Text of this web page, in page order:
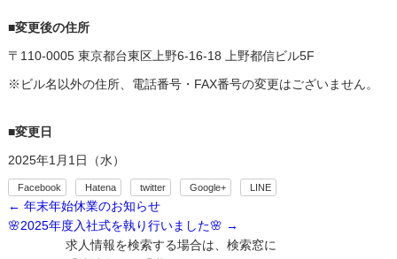
■変更後の住所
〒110-0005 東京都台東区上野6-16-18 上野都信ビル5F
※ビル名以外の住所、電話番号・FAX番号の変更はございません。
■変更日
2025年1月1日（水）
Facebook Hatena twitter Google+ LINE
← 年末年始休業のお知らせ
🌸2025年度入社式を執り行いました🌸 →
求人情報を検索する場合は、検索窓に